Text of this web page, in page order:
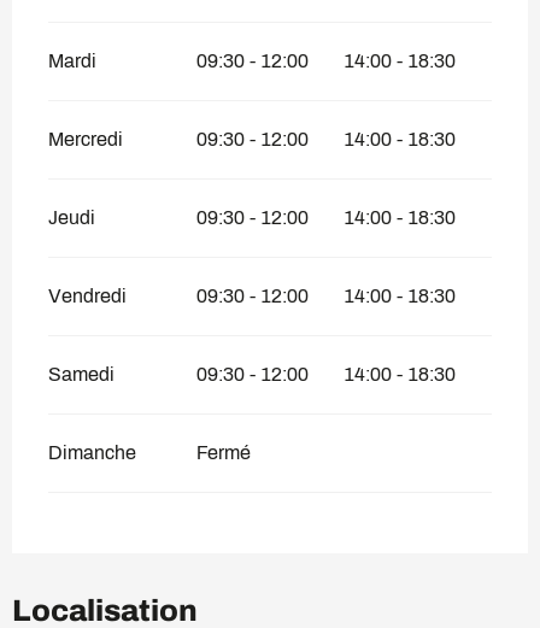
Mardi 09:30 - 12:00 14:00 - 18:30
Mercredi 09:30 - 12:00 14:00 - 18:30
Jeudi 09:30 - 12:00 14:00 - 18:30
Vendredi 09:30 - 12:00 14:00 - 18:30
Samedi 09:30 - 12:00 14:00 - 18:30
Dimanche Fermé
Localisation